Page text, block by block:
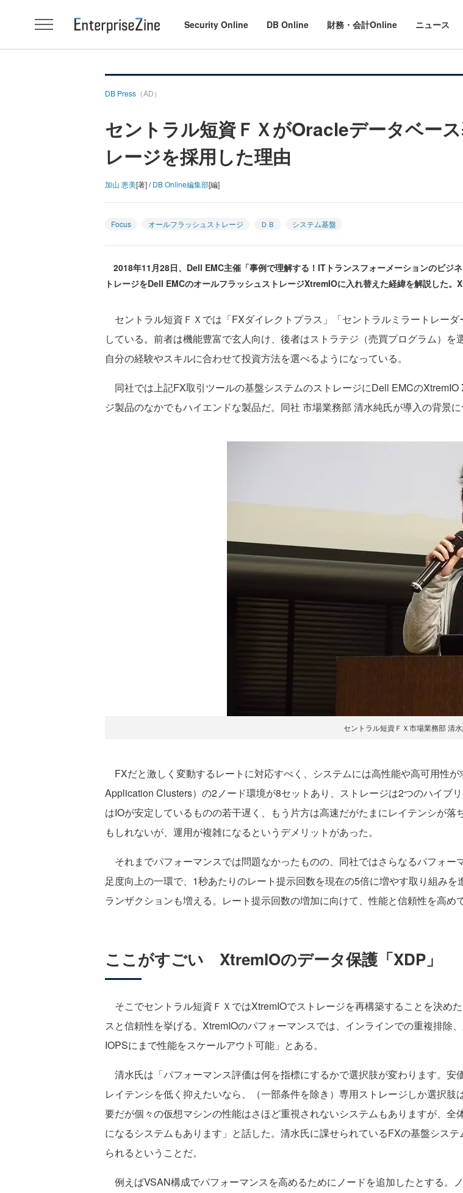
Security Online DB Online 財務・会計Online ニュース
DB Press （AD）
セントラル短資ＦＸがOracleデータベー
レージを採用した理由
加山 恵美[著] /DB Online編集部[編]
Focus オールフラッシュストレージ ＤＢ システム基盤
2018年11月28日、Dell EMC主催「事例で理解する！ITトランスフォーメーションのビジ
トレージをDell EMCのオールフラッシュストレージXtremIOに入れ替えた経緯を解説した。
セントラル短資ＦＸでは「FXダイレクトプラス」「セントラルミラートレー
している。前者は機能豊富で玄人向け、後者はストラテジ（売買プログラム）を
自分の経験やスキルに合わせて投資方法を選べるようになっている。
同社では上記FX取引ツールの基盤システムのストレージにDell EMCの
ジ製品のなかでもハイエンドな製品だ。同社 市場業務部 清水純氏が導入の背景に
セントラル短資ＦＸ市場業務部 清
FXだと激しく変動するレートに対応すべく、システムには高性能や高可用性
Application Clusters）の2ノード環境が8セットあり、ストレージは2つのハイブ
はIOが安定しているものの若干遅く、もう片方は高速だがたまにレイテンシが
もしれないが、運用が複雑になるというデメリットがあった。
それまでパフォーマンスでは問題なかったものの、同社ではさらなるパフォ
足度向上の一環で、1秒あたりのレート提示回数を現在の5倍に増やす取り組み
ランザクションも増える。レート提示回数の増加に向けて、性能と信頼性を高め
ここがすごい XtremIOのデータ保護「XDP」
そこでセントラル短資ＦＸではXtremIOでストレージを再構築することを決め
スと信頼性を挙げる。XtremIOのパフォーマンスでは、インラインでの重複排除
IOPSにまで性能をスケールアウト可能」とある。
清水氏は「パフォーマンス評価は何を指標にするかで選択肢が変わります。安
レイテンシを低く抑えたいなら、（一部条件を除き）専用ストレージしか選択
要だが個々の仮想マシンの性能はさほど重視されないシステムもありますが、
になるシステムもあります」と話した。清水氏に課せられているFXの基盤シス
られるということだ。
例えばVSAN構成でパフォーマンスを高めるためにノードを追加したとする。